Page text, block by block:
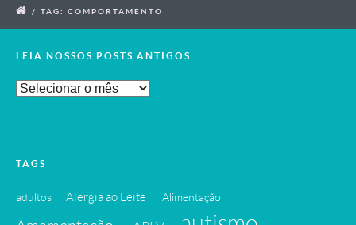
/ TAG: COMPORTAMENTO
LEIA NOSSOS POSTS ANTIGOS
Leia
TAGS
adultos Alergia ao Leite Alimentação